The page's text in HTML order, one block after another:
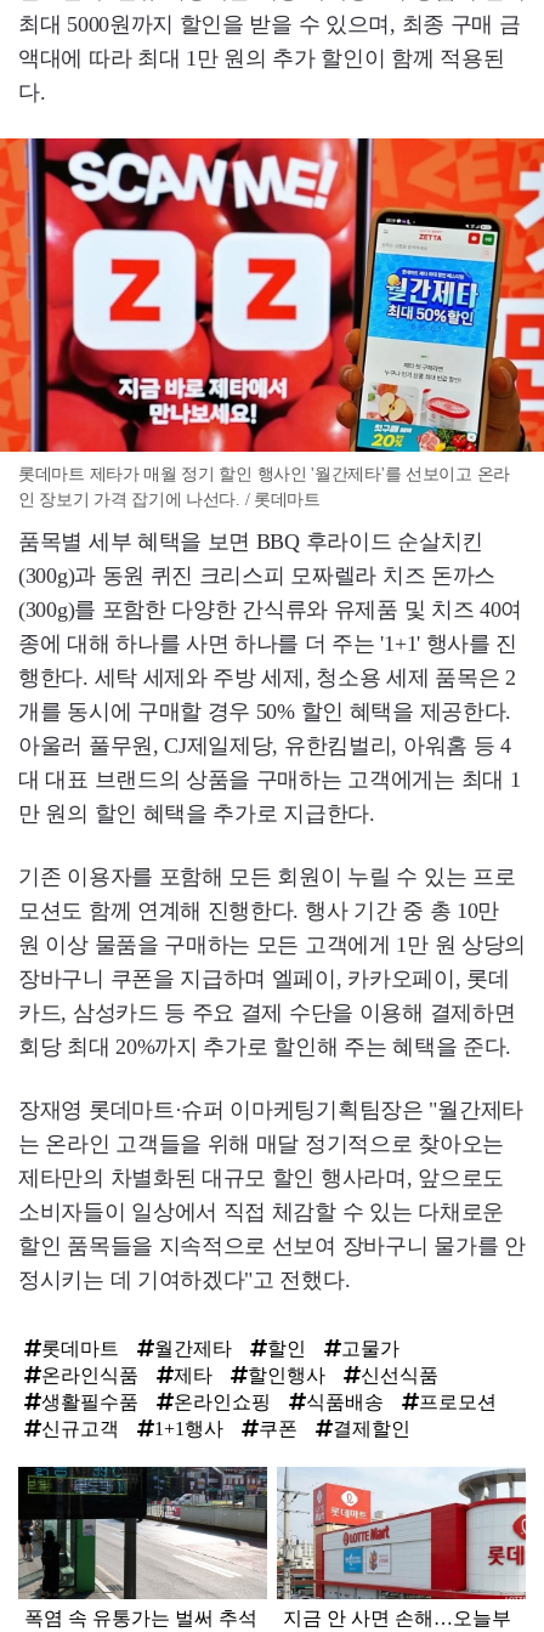
최대 5000원까지 할인을 받을 수 있으며, 최종 구매 금
액대에 따라 최대 1만 원의 추가 할인이 함께 적용된
다.
롯데마트 제타가 매월 정기 할인 행사인 '월간제타'를 선보이고 온라
인 장보기 가격 잡기에 나선다. / 롯데마트
품목별 세부 혜택을 보면 BBQ 후라이드 순살치킨
(300g)과 동원 퀴진 크리스피 모짜렐라 치즈 돈까스
(300g)를 포함한 다양한 간식류와 유제품 및 치즈 40여
종에 대해 하나를 사면 하나를 더 주는 '1+1' 행사를 진
행한다. 세탁 세제와 주방 세제, 청소용 세제 품목은 2
개를 동시에 구매할 경우 50% 할인 혜택을 제공한다.
아울러 풀무원, CJ제일제당, 유한킴벌리, 아워홈 등 4
대 대표 브랜드의 상품을 구매하는 고객에게는 최대 1
만 원의 할인 혜택을 추가로 지급한다.
기존 이용자를 포함해 모든 회원이 누릴 수 있는 프로
모션도 함께 연계해 진행한다. 행사 기간 중 총 10만
원 이상 물품을 구매하는 모든 고객에게 1만 원 상당의
장바구니 쿠폰을 지급하며 엘페이, 카카오페이, 롯데
카드, 삼성카드 등 주요 결제 수단을 이용해 결제하면
회당 최대 20%까지 추가로 할인해 주는 혜택을 준다.
장재영 롯데마트·슈퍼 이마케팅기획팀장은 "월간제타
는 온라인 고객들을 위해 매달 정기적으로 찾아오는
제타만의 차별화된 대규모 할인 행사라며, 앞으로도
소비자들이 일상에서 직접 체감할 수 있는 다채로운
할인 품목들을 지속적으로 선보여 장바구니 물가를 안
정시키는 데 기여하겠다"고 전했다.
롯데마트 월간제타 할인
고물가
온라인식품
제타 할인행사
신선식품
생활필수품
온라인쇼핑 식품배송
프로모션
신규고객
1+1행사 쿠폰 결제할인
탑
라
인
폭염 속 유통가는 벌써 추석 지금 안 사면 손해…오늘부